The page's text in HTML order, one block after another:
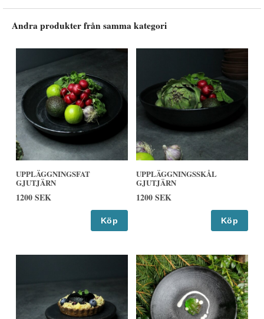
Andra produkter från samma kategori
UPPLÄGGNINGSFAT
GJUTJÄRN
1200 SEK
Köp
UPPLÄGGNINGSSKÅL
GJUTJÄRN
1200 SEK
Köp